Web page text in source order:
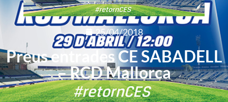
25/04/2018
Preus entrades CE SABADELL
– RCD Mallorca